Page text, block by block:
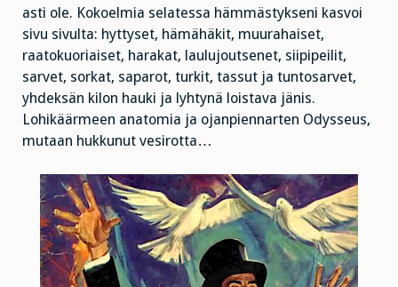
asti ole. Kokoelmia selatessa hämmästykseni kasvoi
sivu sivulta: hyttyset, hämähäkit, muurahaiset,
raatokuoriaiset, harakat, laulujoutsenet, siipipeilit,
sarvet, sorkat, saparot, turkit, tassut ja tuntosarvet,
yhdeksän kilon hauki ja lyhtynä loistava jänis.
Lohikäärmeen anatomia ja ojanpiennarten Odysseus,
mutaan hukkunut vesirotta…